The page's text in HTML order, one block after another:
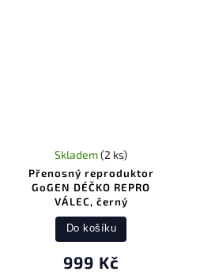
Přenosný reproduktor
GoGEN DÉČKO REPRO
VÁLEC, černý
Skladem(2 ks)
999 Kč
Do košíku